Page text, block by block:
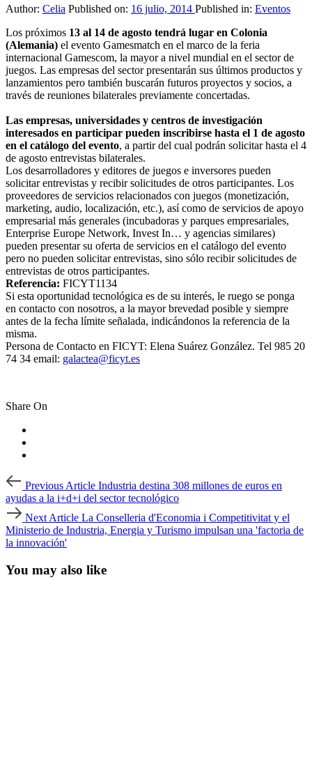
Author: Celia Published on: 16 julio, 2014 Published in: Eventos
Los próximos 13 al 14 de agosto tendrá lugar en Colonia
(Alemania) el evento Gamesmatch en el marco de la feria
internacional Gamescom, la mayor a nivel mundial en el sector de
juegos. Las empresas del sector presentarán sus últimos productos y
lanzamientos pero también buscarán futuros proyectos y socios, a
través de reuniones bilaterales previamente concertadas.
Las empresas, universidades y centros de investigación
interesados en participar pueden inscribirse hasta el 1 de agosto
en el catálogo del evento, a partir del cual podrán solicitar hasta el 4
de agosto entrevistas bilaterales.
Los desarrolladores y editores de juegos e inversores pueden
solicitar entrevistas y recibir solicitudes de otros participantes. Los
proveedores de servicios relacionados con juegos (monetización,
marketing, audio, localización, etc.), así como de servicios de apoyo
empresarial más generales (incubadoras y parques empresariales,
Enterprise Europe Network, Invest In… y agencias similares)
pueden presentar su oferta de servicios en el catálogo del evento
pero no pueden solicitar entrevistas, sino sólo recibir solicitudes de
entrevistas de otros participantes.
Referencia: FICYT1134
Si esta oportunidad tecnológica es de su interés, le ruego se ponga
en contacto con nosotros, a la mayor brevedad posible y siempre
antes de la fecha límite señalada, indicándonos la referencia de la
misma.
Persona de Contacto en FICYT: Elena Suárez González. Tel 985 20
74 34 email: galactea@ficyt.es
Share On
Post
navigation
Article
Previous Article Industria destina 308 millones de euros en
ayudas a la i+d+i del sector tecnológico
Article
Next Article La Conselleria d'Economia i Competitivitat y el
Ministerio de Industria, Energia y Turismo impulsan una 'factoria de
la innovación'
You may also like